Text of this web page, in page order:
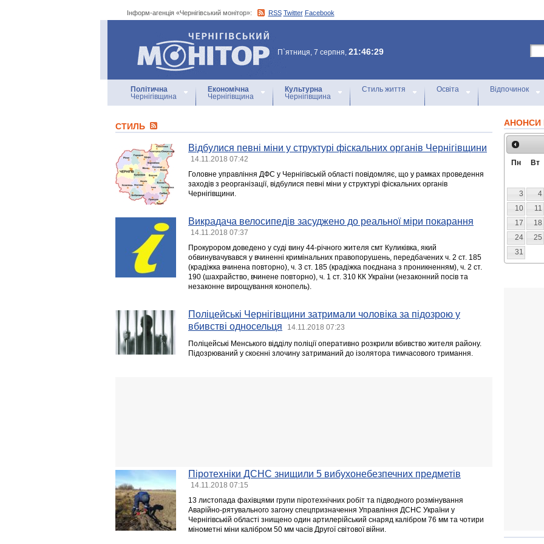
Інформ-агенція «Чернігівський монітор»: RSS Twitter Facebook
Інформ-агенція
«Чернігівський монітор»
П`ятниця, 7 серпня, 21:46:29
Політична
Чернігівщина
Економічна
Чернігівщина
Культурна
Чернігівщина
Стиль життя Освіта Відпочинок
СТИЛЬ
Відбулися певні міни у структурі фіскальних органів Чернігівщини
14.11.2018 07:42
Головне управління ДФС у Чернігівській області повідомляє, що у рамках проведення
заходів з реорганізації, відбулися певні міни у структурі фіскальних органів
Чернігівщини.
Викрадача велосипедів засуджено до реальної міри покарання
14.11.2018 07:37
Прокурором доведено у суді вину 44-річного жителя смт Куликівка, який
обвинувачувався у вчиненні кримінальних правопорушень, передбачених ч. 2 ст. 185
(крадіжка вчинена повторно), ч. 3 ст. 185 (крадіжка поєднана з проникненням), ч. 2 ст.
190 (шахрайство, вчинене повторно), ч. 1 ст. 310 КК України (незаконний посів та
незаконне вирощування конопель).
Поліцейські Чернігівщини затримали чоловіка за підозрою у
вбивстві односельця
14.11.2018 07:23
Поліцейські Менського відділу поліції оперативно розкрили вбивство жителя району.
Підозрюваний у скоєнні злочину затриманий до ізолятора тимчасового тримання.
Піротехніки ДСНС знищили 5 вибухонебезпечних предметів
14.11.2018 07:15
13 листопада фахівцями групи піротехнічних робіт та підводного розмінування
Аварійно-рятувального загону спецпризначення Управління ДСНС України у
Чернігівській області знищено один артилерійський снаряд калібром 76 мм та чотири
мінометні міни калібром 50 мм часів Другої світової війни.
АНОНСИ
Пн Вт
3
4
10
11
17
18
24
25
31